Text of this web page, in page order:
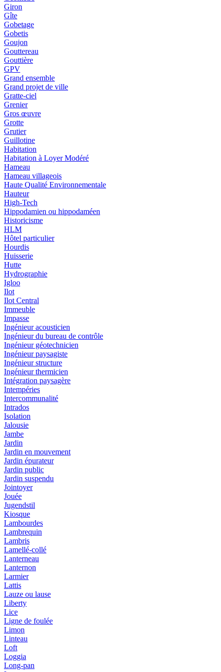
Giron
Gîte
Gobetage
Gobetis
Goujon
Gouttereau
Gouttière
GPV
Grand ensemble
Grand projet de ville
Gratte-ciel
Grenier
Gros œuvre
Grotte
Grutier
Guillotine
Habitation
Habitation à Loyer Modéré
Hameau
Hameau villageois
Haute Qualité Environnementale
Hauteur
High-Tech
Hippodamien ou hippodaméen
Historicisme
HLM
Hôtel particulier
Hourdis
Huisserie
Hutte
Hydrographie
Igloo
Ilot
Ilot Central
Immeuble
Impasse
Ingénieur acousticien
Ingénieur du bureau de contrôle
Ingénieur géotechnicien
Ingénieur paysagiste
Ingénieur structure
Ingénieur thermicien
Intégration paysagère
Intempéries
Intercommunalité
Intrados
Isolation
Jalousie
Jambe
Jardin
Jardin en mouvement
Jardin épurateur
Jardin public
Jardin suspendu
Jointoyer
Jouée
Jugendstil
Kiosque
Lambourdes
Lambrequin
Lambris
Lamellé-collé
Lanterneau
Lanternon
Larmier
Lattis
Lauze ou lause
Liberty
Lice
Ligne de foulée
Limon
Linteau
Loft
Loggia
Long-pan